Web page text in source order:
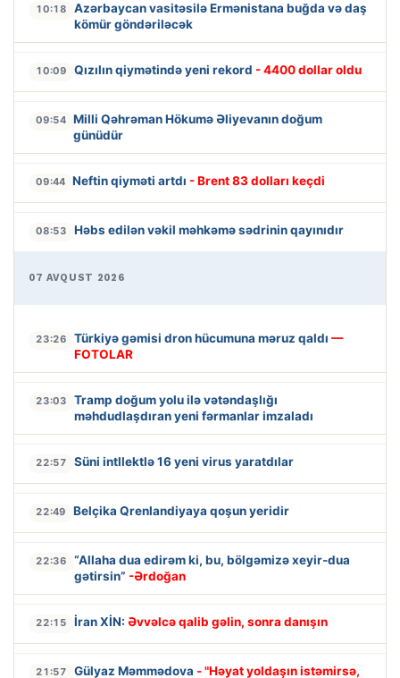
10:18
Azərbaycan vasitəsilə Ermənistana buğda və daş
kömür göndəriləcək
10:09 Qızılın qiymətində yeni rekord - 4400 dollar oldu
09:54 Milli Qəhrəman Hökumə Əliyevanın doğum
günüdür
09:44 Neftin qiyməti artdı - Brent 83 dolları keçdi
08:53 Həbs edilən vəkil məhkəmə sədrinin qayınıdır
07 AVQUST 2026
23:26 Türkiyə gəmisi dron hücumuna məruz qaldı —
FOTOLAR
23:03
Tramp doğum yolu ilə vətəndaşlığı
məhdudlaşdıran yeni fərmanlar imzaladı
22:57 Süni intllektlə 16 yeni virus yaratdılar
22:49 Belçika Qrenlandiyaya qoşun yeridir
22:36
“Allaha dua edirəm ki, bu, bölgəmizə xeyir-dua
gətirsin” -Ərdoğan
22:15 İran XİN: Əvvəlcə qalib gəlin, sonra danışın
21:57 Gülyaz Məmmədova - "Həyat yoldaşın istəmirsə,